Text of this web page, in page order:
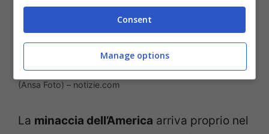
La Commissione Ue si dice pronta ad affrontare i dazi Usa
(Ansa Foto) – notizie.com
La minaccia dell’America arriva proprio nel
Consent
Manage options